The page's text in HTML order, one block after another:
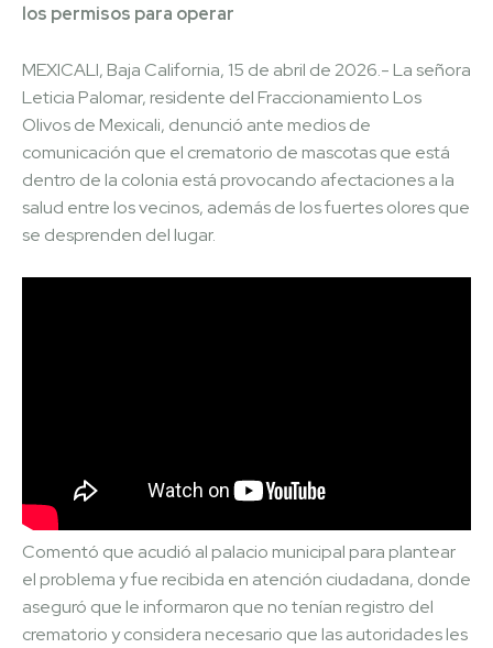
los permisos para operar
MEXICALI, Baja California, 15 de abril de 2026.- La señora
Leticia Palomar, residente del Fraccionamiento Los
Olivos de Mexicali, denunció ante medios de
comunicación que el crematorio de mascotas que está
dentro de la colonia está provocando afectaciones a la
salud entre los vecinos, además de los fuertes olores que
se desprenden del lugar.
Comentó que acudió al palacio municipal para plantear
el problema y fue recibida en atención ciudadana, donde
aseguró que le informaron que no tenían registro del
crematorio y considera necesario que las autoridades les